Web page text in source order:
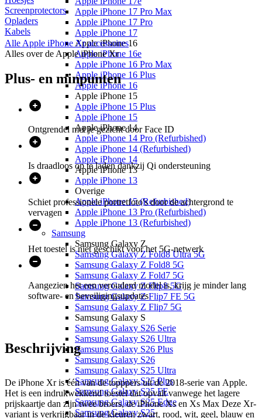
Apple iPhone 17 Pro Max
Apple iPhone 17 Pro
Apple iPhone 17
Apple iPhone 16
Apple iPhone 16e
Apple iPhone 16 Pro Max
Apple iPhone 16 Plus
Apple iPhone 16
Apple iPhone 15
Apple iPhone 15 Plus
Apple iPhone 15
Apple iPhone 14
Apple iPhone 14 Pro (Refurbished)
Apple iPhone 14 (Refurbished)
Apple iPhone 14
Apple iPhone 13
Apple iPhone 13
Overige
Apple iPhone 15 (Refurbished)
Apple iPhone 13 Pro (Refurbished)
Apple iPhone 13 (Refurbished)
Samsung
Samsung Galaxy Z
Samsung Galaxy Z Fold8 Ultra 5G
Samsung Galaxy Z Fold8 5G
Samsung Galaxy Z Fold7 5G
Samsung Galaxy Z Flip8 5G
Samsung Galaxy Z Flip7 FE 5G
Samsung Galaxy Z Flip7 5G
Samsung Galaxy S
Samsung Galaxy S26 Serie
Samsung Galaxy S26 Ultra
Samsung Galaxy S26 Plus
Samsung Galaxy S26
Samsung Galaxy S25 Ultra
Samsung Galaxy S25 Plus
Samsung Galaxy S25 FE
Samsung Galaxy S25 Edge
Samsung Galaxy S25
Screenprotectors
Opladers
Kabels
Alle Apple iPhone Xraccessoires
Alles over de Apple iPhone Xr
Plus- en minpunten
Ontgrendel met je gezicht door Face ID
Is draadloos op te laden dankzij Qi ondersteuning
Schiet professionele portretfoto's door de achtergrond te
vervagen
Het toestel is niet geschikt voor het 5G-netwerk
Aangezien het een verouderd model is, krijg je minder lang
software- en beveiligingsupdates
Beschrijving
De iPhone Xr is één van de topppers uit de 2018-serie van Apple.
Het is een indrukwekkend toestel dat opvalt vanwege het lagere
prijskaartje dan zijn twee broers, de iPhone Xs en Xs Max Deze Xr-
variant is verkrijgbaar in de kleuren zwart, rood, wit, geel, blauw en